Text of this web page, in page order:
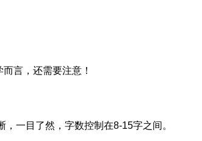
言，还需要注意！
一目了然，字数控制在8-15字之间。